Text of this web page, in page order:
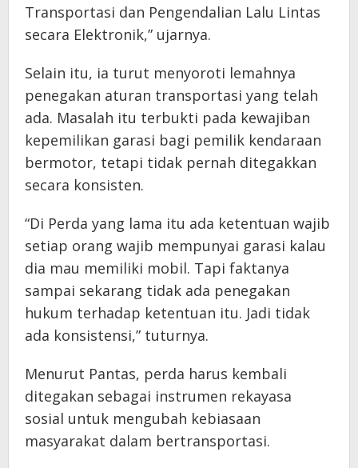
Transportasi dan Pengendalian Lalu Lintas
secara Elektronik,” ujarnya.
Selain itu, ia turut menyoroti lemahnya
penegakan aturan transportasi yang telah
ada. Masalah itu terbukti pada kewajiban
kepemilikan garasi bagi pemilik kendaraan
bermotor, tetapi tidak pernah ditegakkan
secara konsisten.
“Di Perda yang lama itu ada ketentuan wajib
setiap orang wajib mempunyai garasi kalau
dia mau memiliki mobil. Tapi faktanya
sampai sekarang tidak ada penegakan
hukum terhadap ketentuan itu. Jadi tidak
ada konsistensi,” tuturnya.
Menurut Pantas, perda harus kembali
ditegakan sebagai instrumen rekayasa
sosial untuk mengubah kebiasaan
masyarakat dalam bertransportasi.